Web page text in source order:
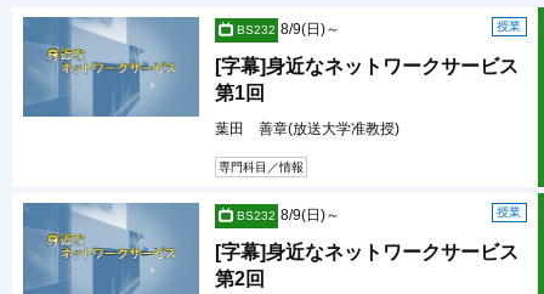
BS232 授業
8/9(日)～
[字幕]身近なネットワークサービス
第1回
葉田 善章(放送大学准教授)
専門科目／情報
BS232 授業
8/9(日)～
[字幕]身近なネットワークサービス
第2回